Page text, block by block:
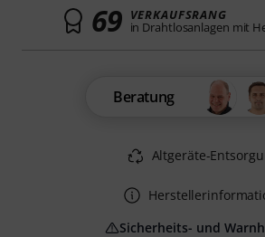
69 VERKAUFSRANG
in Drahtlosanlagen mit
Beratung
Altgeräte-
Sicherheits- und